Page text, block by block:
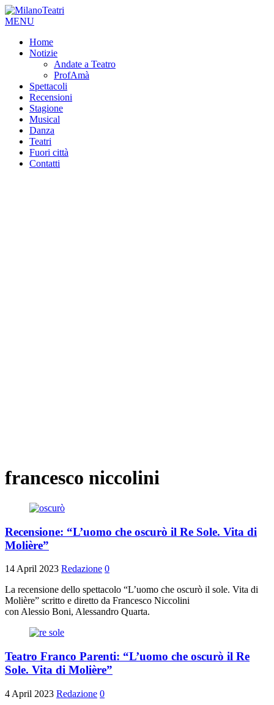
MENU
Home
Notizie
Andate a Teatro
ProfAmà
Spettacoli
Recensioni
Stagione
Musical
Danza
Teatri
Fuori città
Contatti
francesco niccolini
Recensione: “L’uomo che oscurò il Re Sole. Vita di
Molière”
14 April 2023 Redazione 0
La recensione dello spettacolo “L’uomo che oscurò il sole. Vita di
Molière” scritto e diretto da Francesco Niccolini
con Alessio Boni, Alessandro Quarta.
Teatro Franco Parenti: “L’uomo che oscurò il Re
Sole. Vita di Molière”
4 April 2023 Redazione 0